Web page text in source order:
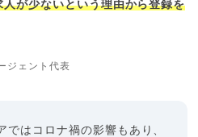
が少ないという理由から登録を
ジェント代表
ではコロナ禍の影響もあり、